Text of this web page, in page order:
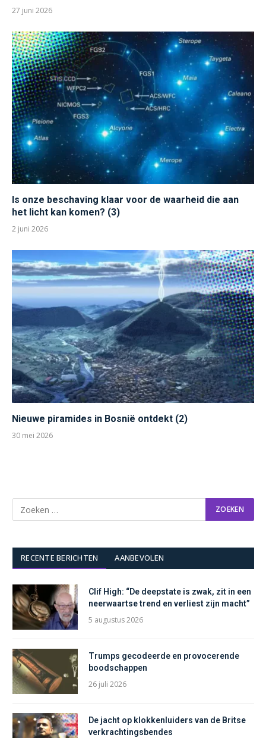
27 juni 2026
Is onze beschaving klaar voor de waarheid die aan
het licht kan komen? (3)
2 juni 2026
Nieuwe piramides in Bosnië ontdekt (2)
30 mei 2026
RECENTE BERICHTEN AANBEVOLEN
Clif High: “De deepstate is zwak, zit in een
neerwaartse trend en verliest zijn macht”
5 augustus 2026
Trumps gecodeerde en provocerende
boodschappen
26 juli 2026
De jacht op klokkenluiders van de Britse
verkrachtingsbendes